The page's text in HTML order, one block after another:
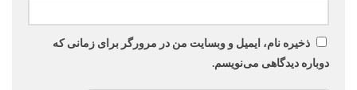
ذخیره نام، ایمیل و وبسایت من در مرورگر برای زمانی که
دوباره دیدگاهی می‌نویسم.